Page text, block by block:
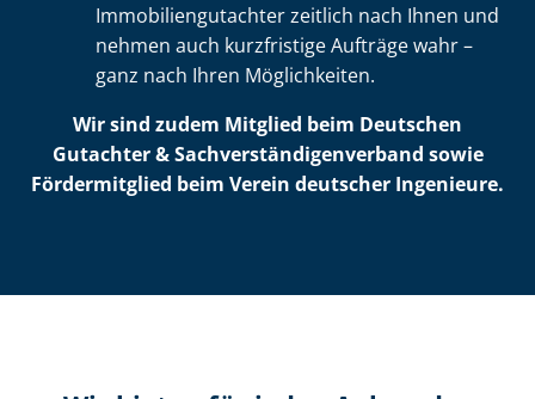
Im­mo­bi­li­en­gut­ach­ter zeitlich nach Ihnen und
nehmen auch kurzfristige Aufträge wahr –
ganz nach Ihren Möglichkeiten.
Wir sind zudem Mitglied beim Deutschen
Gutachter & Sach­ver­stän­di­gen­ver­band sowie
Fördermitglied beim Verein deutscher Ingenieure.